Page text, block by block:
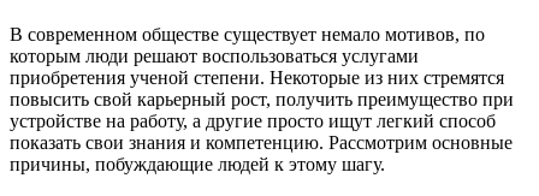
В современном обществе существует немало мотивов, по
которым люди решают воспользоваться услугами
приобретения ученой степени. Некоторые из них стремятся
повысить свой карьерный рост, получить преимущество при
устройстве на работу, а другие просто ищут легкий способ
показать свои знания и компетенцию. Рассмотрим основные
причины, побуждающие людей к этому шагу.